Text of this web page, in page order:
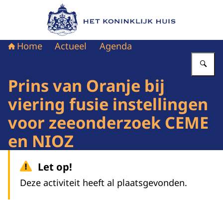
Naar de homepage van Het Koninklijk Huis
Home Actueel Agenda
Prins van Oranje bij
viering fusie instellingen
voor zeeonderzoek CEME
en NIOZ
Let op!
Deze activiteit heeft al plaatsgevonden.